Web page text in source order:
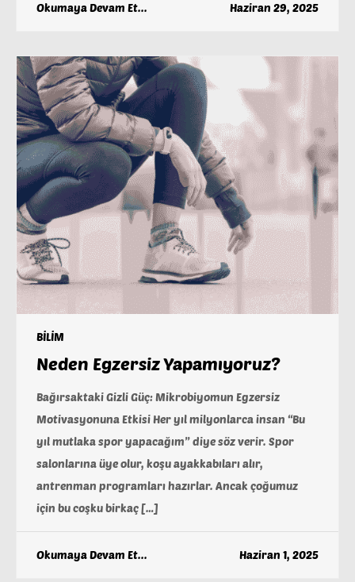
Okumaya Devam Et... Haziran 29, 2025
BİLİM
Neden Egzersiz Yapamıyoruz?
Bağırsaktaki Gizli Güç: Mikrobiyomun Egzersiz
Motivasyonuna Etkisi Her yıl milyonlarca insan “Bu
yıl mutlaka spor yapacağım” diye söz verir. Spor
salonlarına üye olur, koşu ayakkabıları alır,
antrenman programları hazırlar. Ancak çoğumuz
için bu coşku birkaç […]
Okumaya Devam Et... Haziran 1, 2025